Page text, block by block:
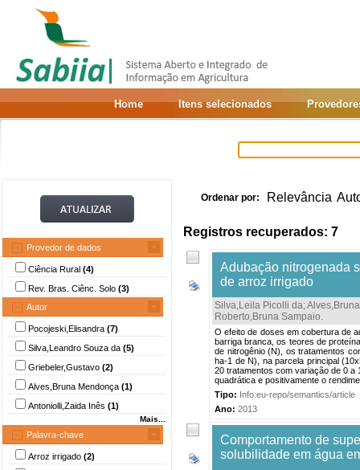
Home Itens selecionados
Provedor de dados
Ciência Rural (4)
Rev. Bras. Ciênc. Solo (3)
Autor
Pocojeski,Elisandra (7)
Silva,Leandro Souza da (5)
Griebeler,Gustavo (2)
Alves,Bruna Mendonça (1)
Antoniolli,Zaida Inês (1)
Mais...
Palavra-chave
Arroz irrigado (2)
Ordenar por: Relevância
Registros recuperados: 7
Adubação nitrogenada
de arroz irrigado
Silva,Leila Picolli da;
Roberto,Bruna Sampaio.
O efeito de doses em cobertura de
barriga branca, os teores de
de nitrogênio (N), os tratamentos
ha-1 de N), na parcela principal
20 tratamentos com variação de 0 a
quadrática e positivamente o
Tipo: Info:eu-repo/semantics/article
Ano: 2013
Comportamento de
solubilidade em água